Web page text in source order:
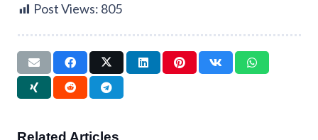
Post Views: 805
Related Articles